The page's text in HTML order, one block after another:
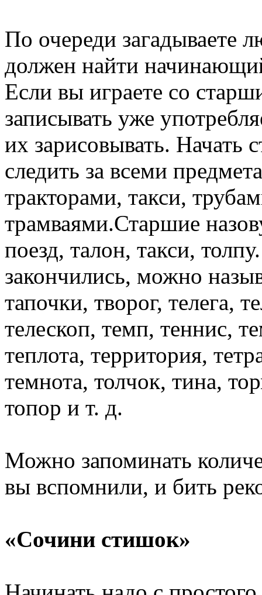
По очереди загадываете
должен найти
Если вы играете со
записывать уже
их зарисовывать. Начать
следить за всеми
тракторами, такси,
трамваями.Старшие
поезд, талон, такси,
закончились, можно
тапочки, творог, телега,
телескоп, темп, теннис,
теплота, территория,
темнота, толчок, тина,
топор и т. д.
Можно запоминать
вы вспомнили, и бить
«Сочини стишок»